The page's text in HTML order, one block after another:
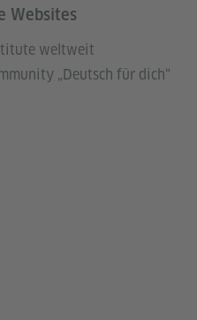
Websites
weltweit
„Deutsch für dich“